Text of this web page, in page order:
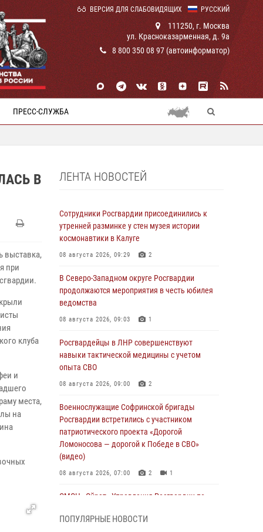
РУССКИЙ
ВЕРСИЯ ДЛЯ СЛАБОВИДЯЩИХ
111250, г. Москва
ул. Красноказарменная, д. 9а
8 800 350 08 97 (автоинформатор)
ПРЕСС-СЛУЖБА
В
выставка,
при
клуба
и
места,
на
ЛЕНТА НОВОСТЕЙ
Сотрудники Росгвардии присоединились к
утренней разминке у стен музея истории
космонавтики в Калуге
08 августа 2026, 09:29 2
В Северо-Западном округе Росгвардии
продолжаются мероприятия в честь юбилея
ведомства
08 августа 2026, 09:03 1
Росгвардейцы в ЛНР совершенствуют
навыки тактической медицины с учетом
опыта СВО
08 августа 2026, 09:00 2
Военнослужащие Софринской бригады
Росгвардии встретились с участником
патриотического проекта «Дорогой
Ломоносова — дорогой к Победе в СВО»
(видео)
08 августа 2026, 07:00 2 1
ОМОН «Ойрат» Управления Росгвардии по
ПОПУЛЯРНЫЕ НОВОСТИ